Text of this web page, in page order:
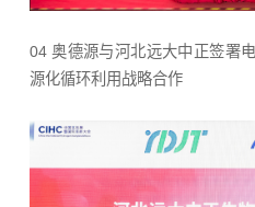
04 奥德源与河北远大中正签署
源化循环利用战略合作